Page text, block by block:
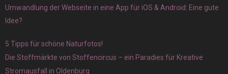
Umwandlung der Webseite in eine App für iOS & Android: Eine gute
Idee?
5 Tipps für schöne Naturfotos!
Die Stoffmärkte von Stoffencircus – ein Paradies für Kreative
Stromausfall in Oldenburg